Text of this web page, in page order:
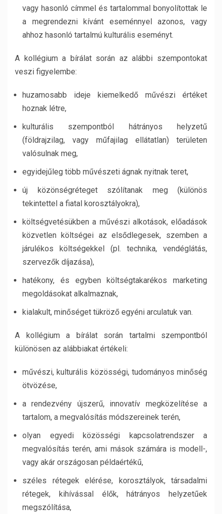
vagy hasonló címmel és tartalommal bonyolítottak le
a megrendezni kívánt eseménnyel azonos, vagy
ahhoz hasonló tartalmú kulturális eseményt.
A kollégium a bírálat során az alábbi szempontokat
veszi figyelembe:
huzamosabb ideje kiemelkedő művészi értéket
hoznak létre,
kulturális szempontból hátrányos helyzetű
(földrajzilag, vagy műfajilag ellátatlan) területen
valósulnak meg,
egyidejűleg több művészeti ágnak nyitnak teret,
új közönségréteget szólítanak meg (különös
tekintettel a fiatal korosztályokra),
költségvetésükben a művészi alkotások, előadások
közvetlen költségei az elsődlegesek, szemben a
járulékos költségekkel (pl. technika, vendéglátás,
szervezők díjazása),
hatékony, és egyben költségtakarékos marketing
megoldásokat alkalmaznak,
kialakult, minőséget tükröző egyéni arculatuk van.
A kollégium a bírálat során tartalmi szempontból
különösen az alábbiakat értékeli:
művészi, kulturális közösségi, tudományos minőség
ötvözése,
a rendezvény újszerű, innovatív megközelítése a
tartalom, a megvalósítás módszereinek terén,
olyan egyedi közösségi kapcsolatrendszer a
megvalósítás terén, ami mások számára is modell-,
vagy akár országosan példaértékű,
széles rétegek elérése, korosztályok, társadalmi
rétegek, kihívással élők, hátrányos helyzetűek
megszólítása,